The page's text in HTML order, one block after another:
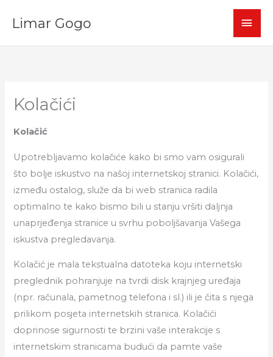
Limar Gogo
Kolačići
Kolačić
Upotrebljavamo kolačiće kako bi smo vam osigurali
što bolje iskustvo na našoj internetskoj stranici. Kolačići,
između ostalog, služe da bi web stranica radila
optimalno te kako bismo bili u stanju vršiti daljnja
unaprjeđenja stranice u svrhu poboljšavanja Vašega
iskustva pregledavanja.
Kolačić je mala tekstualna datoteka koju internetski
preglednik pohranjuje na tvrdi disk krajnjeg uređaja
(npr. računala, pametnog telefona i sl.) ili je čita s njega
prilikom posjeta internetskih stranica. Kolačići
doprinose sigurnosti te brzini vaše interakcije s
internetskim stranicama budući da pamte vaše